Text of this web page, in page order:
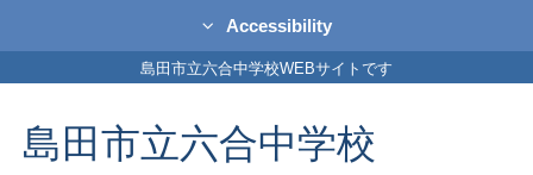
Accessibility
島田市立六合中学校WEBサイトです
島田市立六合中学校